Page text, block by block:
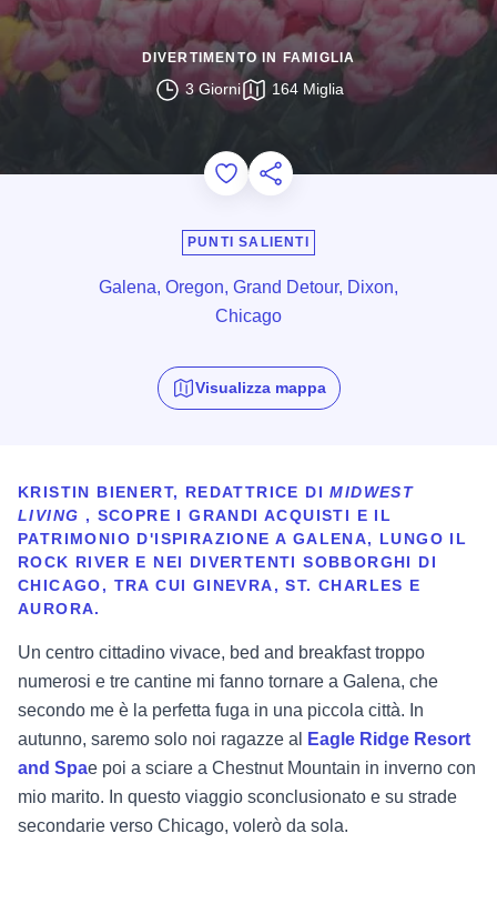
DIVERTIMENTO IN FAMIGLIA
3 Giorni 164 Miglia
Add to Favorites
Condividi questa pagina
PUNTI SALIENTI
Galena, Oregon, Grand Detour, Dixon,
Chicago
Visualizza mappa
KRISTIN BIENERT, REDATTRICE DI MIDWEST
LIVING , SCOPRE I GRANDI ACQUISTI E IL
PATRIMONIO D'ISPIRAZIONE A GALENA, LUNGO IL
ROCK RIVER E NEI DIVERTENTI SOBBORGHI DI
CHICAGO, TRA CUI GINEVRA, ST. CHARLES E
AURORA.
Un centro cittadino vivace, bed and breakfast troppo
numerosi e tre cantine mi fanno tornare a Galena, che
secondo me è la perfetta fuga in una piccola città. In
autunno, saremo solo noi ragazze al
Eagle Ridge Resort
and Spae poi a sciare a Chestnut Mountain in inverno con
mio marito. In questo viaggio sconclusionato e su strade
secondarie verso Chicago, volerò da sola.